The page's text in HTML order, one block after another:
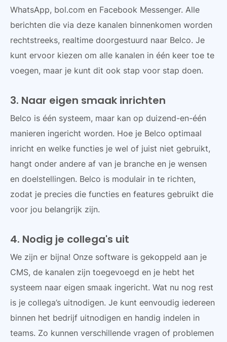
WhatsApp, bol.com en Facebook Messenger. Alle
berichten die via deze kanalen binnenkomen worden
rechtstreeks, realtime doorgestuurd naar Belco. Je
kunt ervoor kiezen om alle kanalen in één keer toe te
voegen, maar je kunt dit ook stap voor stap doen.
3. Naar eigen smaak inrichten
Belco is één systeem, maar kan op duizend-en-één
manieren ingericht worden. Hoe je Belco optimaal
inricht en welke functies je wel of juist niet gebruikt,
hangt onder andere af van je branche en je wensen
en doelstellingen. Belco is modulair in te richten,
zodat je precies die functies en features gebruikt die
voor jou belangrijk zijn.
4. Nodig je collega's uit
We zijn er bijna! Onze software is gekoppeld aan je
CMS, de kanalen zijn toegevoegd en je hebt het
systeem naar eigen smaak ingericht. Wat nu nog rest
is je collega’s uitnodigen. Je kunt eenvoudig iedereen
binnen het bedrijf uitnodigen en handig indelen in
teams. Zo kunnen verschillende vragen of problemen